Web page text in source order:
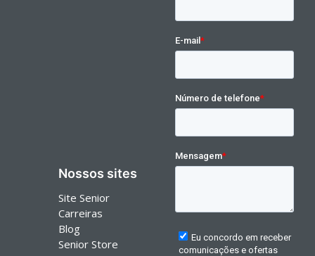
Nossos sites
Site Senior
Carreiras
Blog
Senior Store